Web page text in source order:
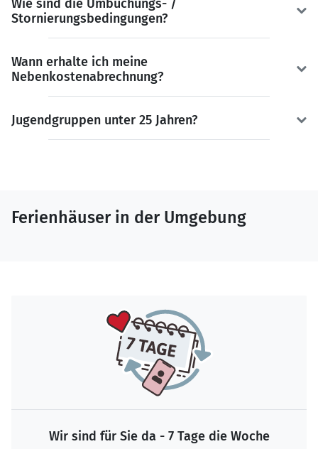
Wie sind die Umbuchungs- /
Stornierungsbedingungen?
Wann erhalte ich meine
Nebenkostenabrechnung?
Jugendgruppen unter 25 Jahren?
Ferienhäuser in der Umgebung
Wir sind für Sie da - 7 Tage die Woche